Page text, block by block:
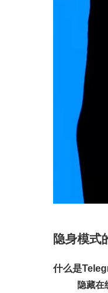
隐身模式
什么是
隐藏在